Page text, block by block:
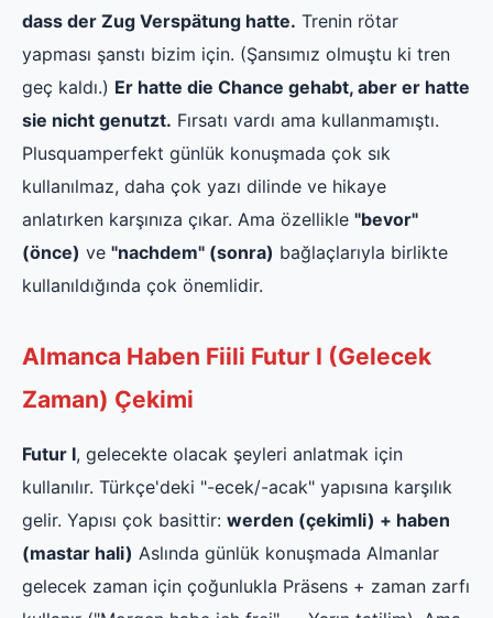
dass der Zug Verspätung hatte. Trenin rötar
yapması şanstı bizim için. (Şansımız olmuştu ki tren
geç kaldı.) Er hatte die Chance gehabt, aber er hatte
sie nicht genutzt. Fırsatı vardı ama kullanmamıştı.
Plusquamperfekt günlük konuşmada çok sık
kullanılmaz, daha çok yazı dilinde ve hikaye
anlatırken karşınıza çıkar. Ama özellikle "bevor"
(önce) ve "nachdem" (sonra) bağlaçlarıyla birlikte
kullanıldığında çok önemlidir.
Almanca Haben Fiili Futur I (Gelecek
Zaman) Çekimi
Futur I, gelecekte olacak şeyleri anlatmak için
kullanılır. Türkçe'deki "-ecek/-acak" yapısına karşılık
gelir. Yapısı çok basittir: werden (çekimli) + haben
(mastar hali) Aslında günlük konuşmada Almanlar
gelecek zaman için çoğunlukla Präsens + zaman zarfı